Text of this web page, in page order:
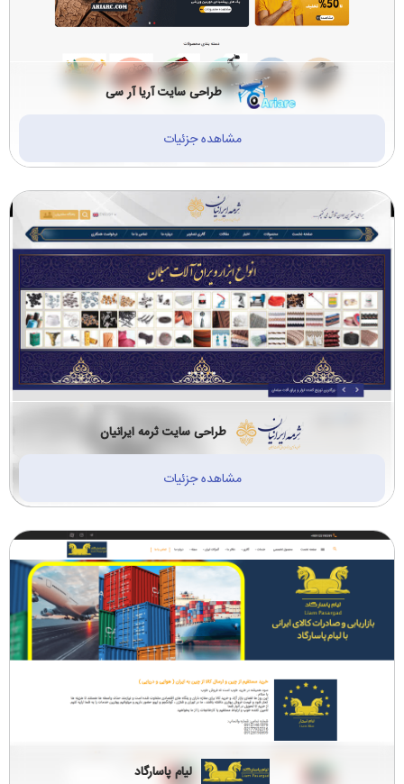
طراحی سایت آریا آر سی
مشاهده جزئیات
طراحی سایت ثرمه ایرانیان
مشاهده جزئیات
لیام پاسارگاد